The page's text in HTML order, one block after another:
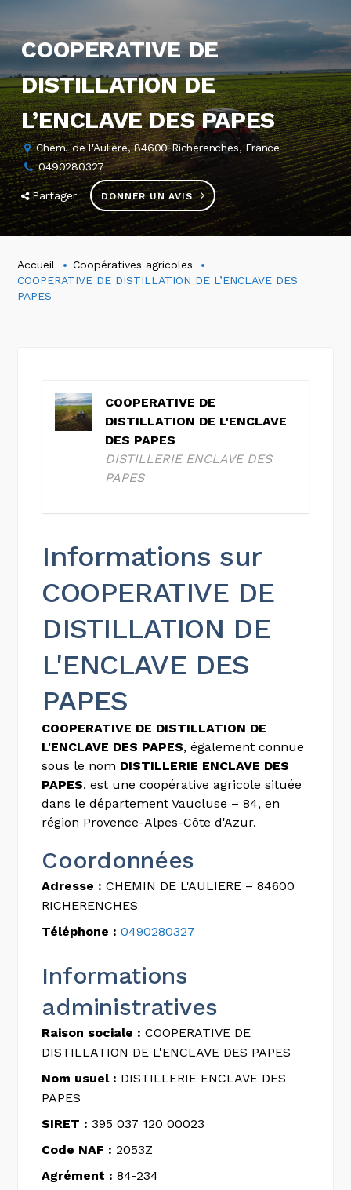
COOPERATIVE DE
DISTILLATION DE
L’ENCLAVE DES PAPES
Chem. de l'Aulière, 84600 Richerenches, France
0490280327
Partager DONNER UN AVIS
Accueil
Coopératives agricoles
COOPERATIVE DE DISTILLATION DE L’ENCLAVE DES
PAPES
COOPERATIVE DE
DISTILLATION DE L'ENCLAVE
DES PAPES
DISTILLERIE ENCLAVE DES
PAPES
Informations sur
COOPERATIVE DE
DISTILLATION DE
L'ENCLAVE DES
PAPES
COOPERATIVE DE DISTILLATION DE
L'ENCLAVE DES PAPES, également connue
sous le nom DISTILLERIE ENCLAVE DES
PAPES, est une coopérative agricole située
dans le département Vaucluse – 84, en
région Provence-Alpes-Côte d'Azur.
Coordonnées
Adresse : CHEMIN DE L'AULIERE – 84600
RICHERENCHES
Téléphone : 0490280327
Informations
administratives
Raison sociale : COOPERATIVE DE
DISTILLATION DE L'ENCLAVE DES PAPES
Nom usuel : DISTILLERIE ENCLAVE DES
PAPES
SIRET : 395 037 120 00023
Code NAF : 2053Z
Agrément : 84-234